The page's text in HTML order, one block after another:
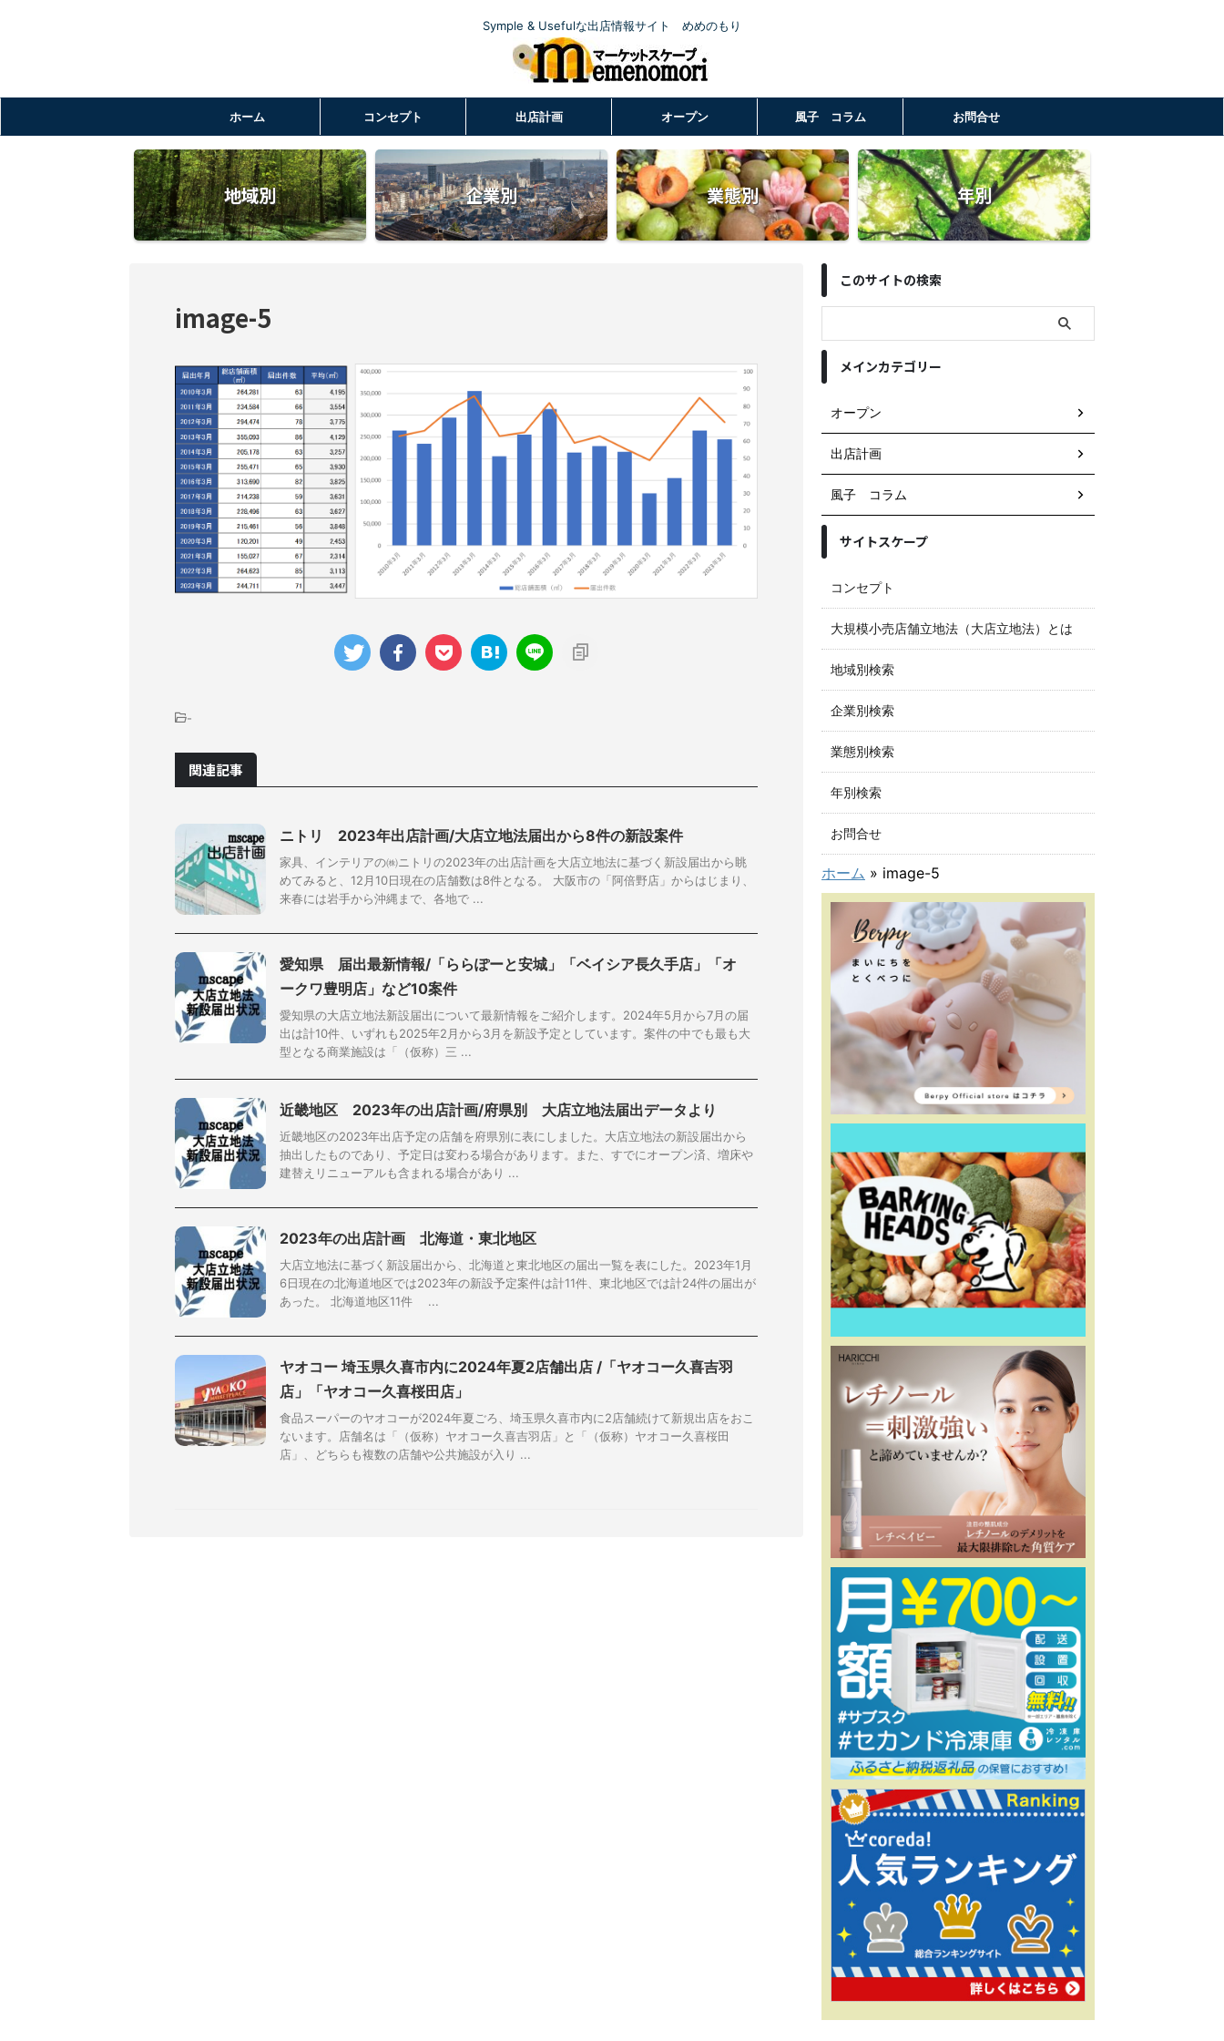
Symple & Usefulな出店情報サイト めめのもり
ホーム コンセプト 出店計画 オープン 風子 コラム お問合せ
地域別 企業別 業態別 年別
image-5
-
関連記事
ニトリ 2023年出店計画/大店立地法届出から8件の新設案件
家具、インテリアの㈱ニトリの2023年の出店計画を大店立地法に基づく新設届出から眺
めてみると、12月10日現在の店舗数は8件となる。 大阪市の「阿倍野店」からはじまり、
来春には岩手から沖縄まで、各地で ...
愛知県 届出最新情報/「ららぽーと安城」「ベイシア長久手店」「オ
ークワ豊明店」など10案件
愛知県の大店立地法新設届出について最新情報をご紹介します。2024年5月から7月の届
出は計10件、いずれも2025年2月から3月を新設予定としています。案件の中でも最も大
型となる商業施設は「（仮称）三 ...
近畿地区 2023年の出店計画/府県別 大店立地法届出データより
近畿地区の2023年出店予定の店舗を府県別に表にしました。大店立地法の新設届出から
抽出したものであり、予定日は変わる場合があります。また、すでにオープン済、増床や
建替えリニューアルも含まれる場合があり ...
2023年の出店計画 北海道・東北地区
大店立地法に基づく新設届出から、北海道と東北地区の届出一覧を表にした。2023年1月
6日現在の北海道地区では2023年の新設予定案件は計11件、東北地区では計24件の届出が
あった。 北海道地区11件 ...
ヤオコー 埼玉県久喜市内に2024年夏2店舗出店 /「ヤオコー久喜吉羽
店」「ヤオコー久喜桜田店」
食品スーパーのヤオコーが2024年夏ごろ、埼玉県久喜市内に2店舗続けて新規出店をおこ
ないます。店舗名は「（仮称）ヤオコー久喜吉羽店」と「（仮称）ヤオコー久喜桜田
店」、どちらも複数の店舗や公共施設が入り ...
このサイトの検索
メインカテゴリー
オープン
出店計画
風子 コラム
サイトスケープ
コンセプト
大規模小売店舗立地法（大店立地法）とは
地域別検索
企業別検索
業態別検索
年別検索
お問合せ
ホーム » image-5